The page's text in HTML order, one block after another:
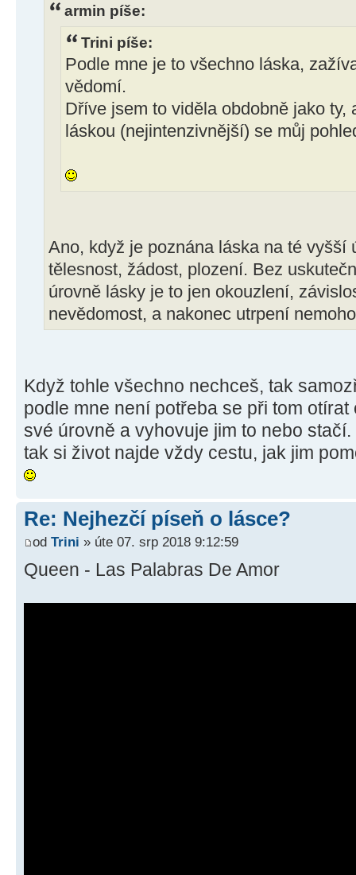
armin píše:
Trini píše:
Podle mne je to všechno láska,
vědomí.
Dříve jsem to viděla obdobně jako ty,
láskou (nejintenzivnější) se můj
Ano, když je poznána láska na té vyšší
tělesnost, žádost, plození. Bez
úrovně lásky je to jen okouzlení,
nevědomost, a nakonec utrpení
Když tohle všechno nechceš, tak
podle mne není potřeba se při tom
své úrovně a vyhovuje jim to nebo
tak si život najde vždy cestu, jak jim
Re: Nejhezčí píseň o lásce?
od Trini » úte 07. srp 2018 9:12:59
Queen - Las Palabras De Amor